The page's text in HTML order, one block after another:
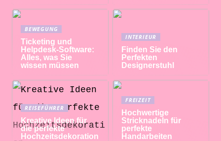
BEWEGUNG
Ticketing und
Helpdesk-Software:
Alles, was Sie
wissen müssen
INTERIEUR
Finden Sie den
Perfekten
Designerstuhl
REISEFÜHRER
Kreative Ideen für
die perfekte
Hochzeitsdekoration
FREIZEIT
Hochwertige
Stricknadeln für
perfekte
Handarbeiten